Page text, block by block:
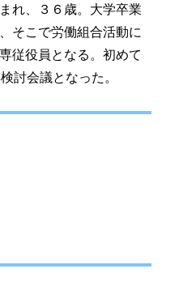
れ、３６歳。大学卒業
そこで労働組合活動に
従役員となる。初めて
討会議となった。